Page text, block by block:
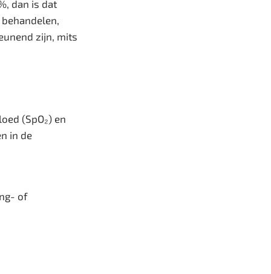
dan is dat
zijn, mits
(SpO₂) en
in de
of